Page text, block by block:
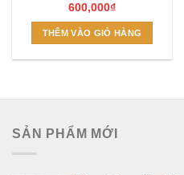
600,000₫
THÊM VÀO GIỎ HÀNG
SẢN PHẨM MỚI